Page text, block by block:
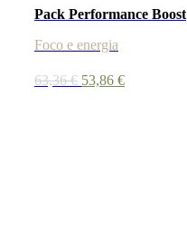
Pack Performance Boost
Foco e energia
63,36€ O
53,86 €O